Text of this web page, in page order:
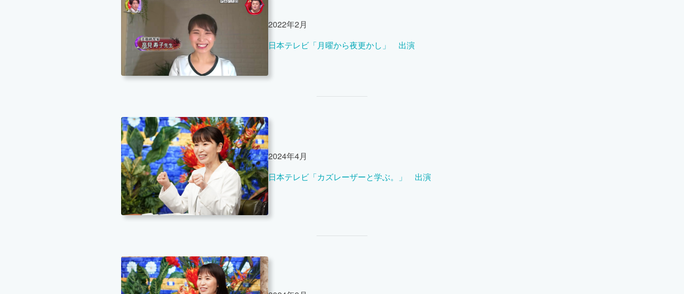
2022年2月
日本テレビ「月曜から夜更かし」 出演
2024年4月
日本テレビ「カズレーザーと学ぶ。」 出演